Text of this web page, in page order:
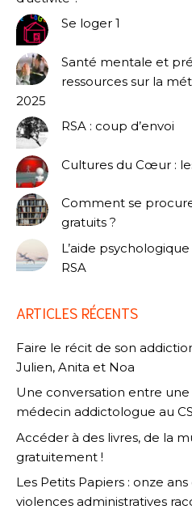
Se loger 1
Santé mentale et
ressources sur la
2025
RSA : coup d’envoi
Cultures du Cœur :
Comment se
gratuits ?
L’aide
RSA
ARTICLES RÉCENTS
Faire le récit de son
Julien, Anita et Noa
Une conversation entre
médecin addictologue au
Accéder à des livres, de la
gratuitement !
Les Petits Papiers : onze
violences administratives